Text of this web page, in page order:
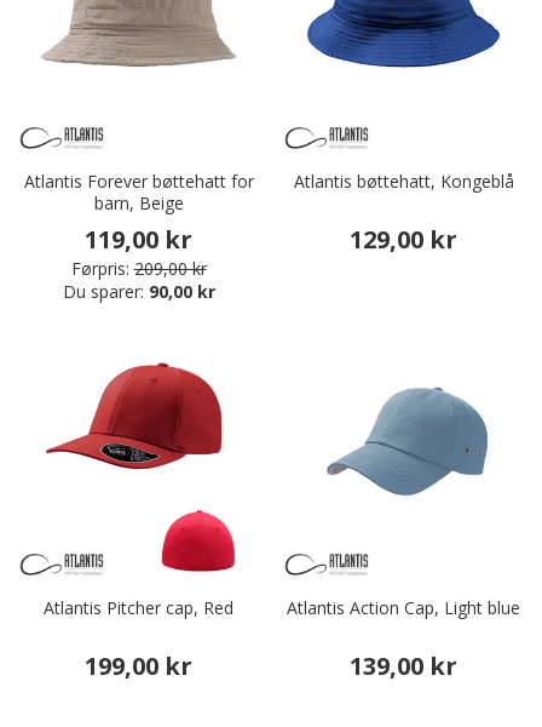
Atlantis Forever bøttehatt for
barn, Beige
119,00 kr
Førpris: 209,00 kr
Du sparer: 90,00 kr
Atlantis bøttehatt, Kongeblå
129,00 kr
Atlantis Pitcher cap, Red
199,00 kr
Atlantis Action Cap, Light blue
139,00 kr